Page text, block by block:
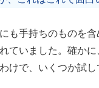
も手持ちのものを含
ていました。確か
けで、いくつか試し